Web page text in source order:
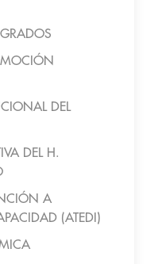
DEL
DEL H.
A
(ATEDI)